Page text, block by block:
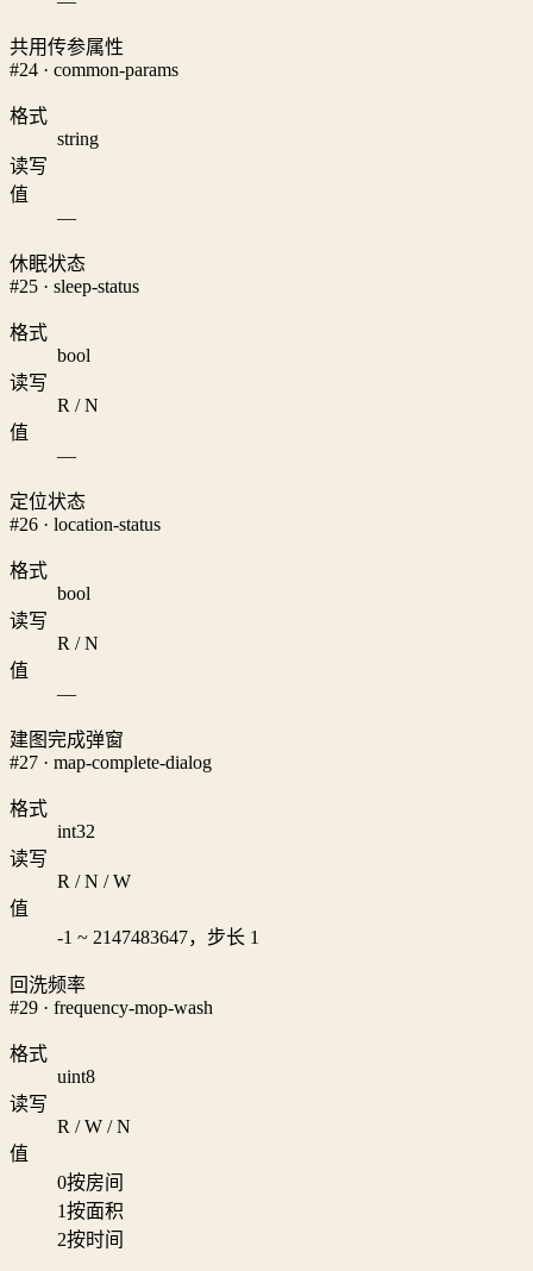
共用传参属性
#24 · common-params
格式
string
读写
值
—
休眠状态
#25 · sleep-status
格式
bool
读写
R / N
值
—
定位状态
#26 · location-status
格式
bool
读写
R / N
值
—
建图完成弹窗
#27 · map-complete-dialog
格式
int32
读写
R / N / W
值
-1 ~ 2147483647，步长 1
回洗频率
#29 · frequency-mop-wash
格式
uint8
读写
R / W / N
值
0按房间
1按面积
2按时间